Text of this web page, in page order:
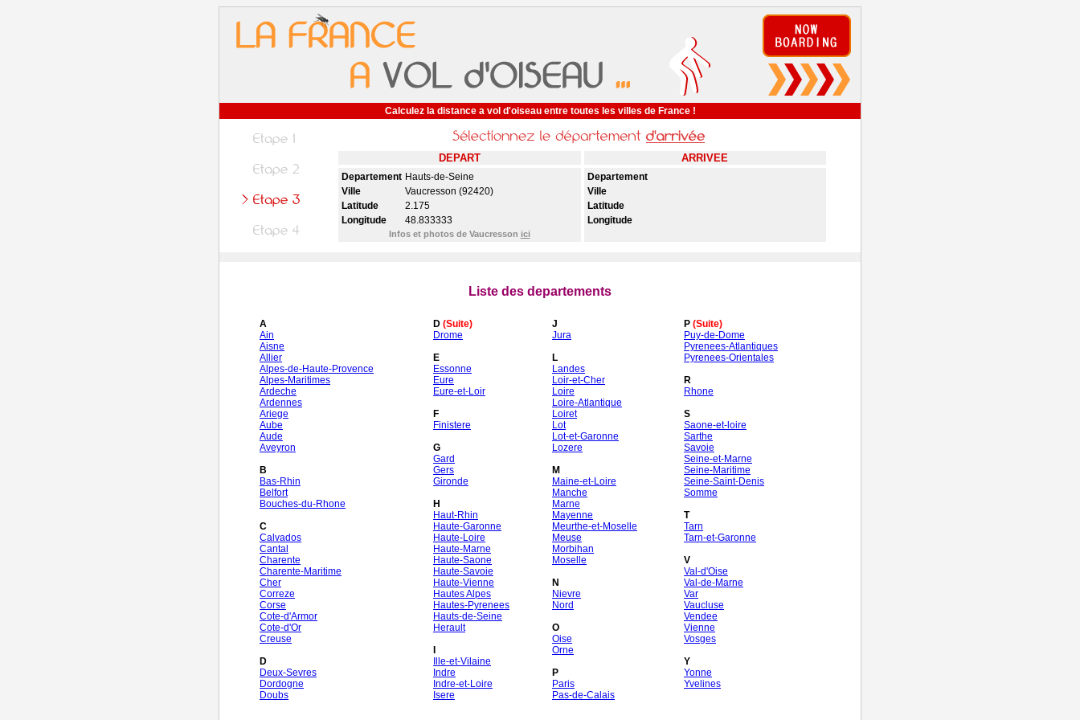
Calculez la distance a vol d'oiseau entre toutes les villes de France !
DEPART ARRIVEE
Departement Hauts-de-Seine
Ville
Vaucresson (92420)
Latitude
2.175
Longitude
48.833333
Infos et photos de Vaucresson ici
Departement
Ville
Latitude
Longitude
Liste des departements
A
Ain
Aisne
Allier
Alpes-de-Haute-Provence
Alpes-Maritimes
Ardeche
Ardennes
Ariege
Aube
Aude
Aveyron
B
Bas-Rhin
Belfort
Bouches-du-Rhone
C
Calvados
Cantal
Charente
Charente-Maritime
Cher
Correze
Corse
Cote-d'Armor
Cote-d'Or
Creuse
D
Deux-Sevres
Dordogne
Doubs
D (Suite)
Drome
E
Essonne
Eure
Eure-et-Loir
F
Finistere
G
Gard
Gers
Gironde
H
Haut-Rhin
Haute-Garonne
Haute-Loire
Haute-Marne
Haute-Saone
Haute-Savoie
Haute-Vienne
Hautes Alpes
Hautes-Pyrenees
Hauts-de-Seine
Herault
Ille-et-Vilaine
Indre
Indre-et-Loire
Isere
J
Jura
L
Landes
Loir-et-Cher
Loire
Loire-Atlantique
Loiret
Lot
Lot-et-Garonne
Lozere
M
Maine-et-Loire
Manche
Marne
Mayenne
Meurthe-et-Moselle
Meuse
Morbihan
Moselle
N
Nievre
Nord
O
Oise
Orne
P
Paris
Pas-de-Calais
P (Suite)
Puy-de-Dome
Pyrenees-Atlantiques
Pyrenees-Orientales
R
Rhone
S
Saone-et-loire
Sarthe
Savoie
Seine-et-Marne
Seine-Maritime
Seine-Saint-Denis
Somme
T
Tarn
Tarn-et-Garonne
V
Val-d'Oise
Val-de-Marne
Var
Vaucluse
Vendee
Vienne
Vosges
Y
Yonne
Yvelines